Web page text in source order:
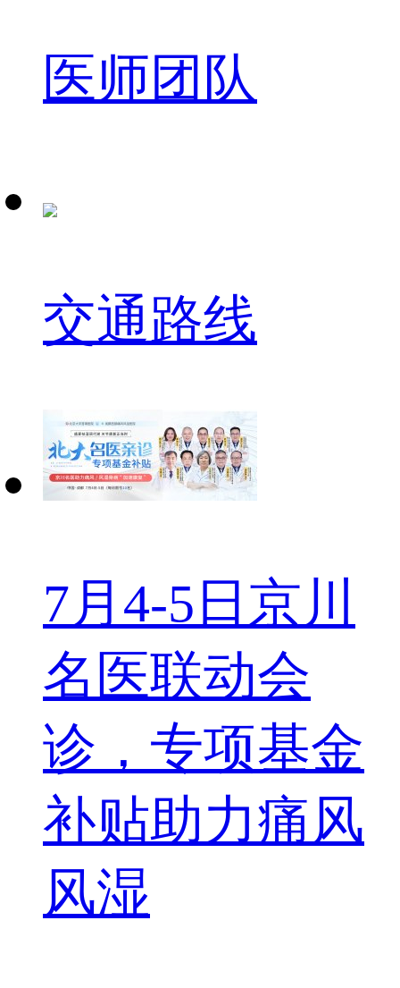
医师团队
交通路线
7月4-5日京川
名医联动会
诊，专项基金
补贴助力痛风
风湿